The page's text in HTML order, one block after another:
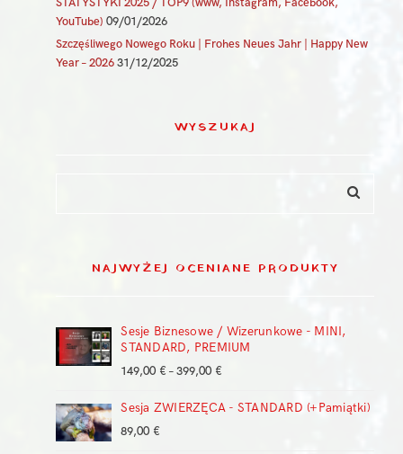
STATYSTYKI 2025 / TOP9 (www, Instagram, Facebook,
YouTube) 09/01/2026
Szczęśliwego Nowego Roku | Frohes Neues Jahr | Happy New
Year – 2026 31/12/2025
WYSZUKAJ
NAJWYŻEJ OCENIANE PRODUKTY
Sesje Biznesowe / Wizerunkowe - MINI,
STANDARD, PREMIUM
149,00 € – 399,00 €
od
Sesja ZWIERZĘCA - STANDARD (+Pamiątki)
89,00 €